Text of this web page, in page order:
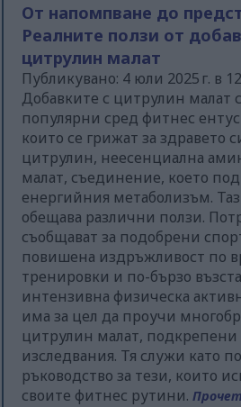
От напомпване до
Реалните ползи от
цитрулин малат
Публикувано: 4 юли 2025 г. в
Добавките с цитрулин малат
популярни сред фитнес
които се грижат за здравето
цитрулин, неесенциална
малат, съединение, което
енергийния метаболизъм.
обещава различни ползи.
съобщават за подобрени
повишена издръжливост по
тренировки и по-бързо
интензивна физическа
има за цел да проучи
цитрулин малат, подкрепени
изследвания. Тя служи като
ръководство за тези, които
своите фитнес рутини.